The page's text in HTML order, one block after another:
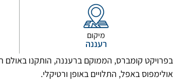
מיקום
רעננה
בפרויקט קומברס, הממוקם ברעננה, הותקנו באולם
אולימפוס באפל, התלויים באופן ורטיקלי.